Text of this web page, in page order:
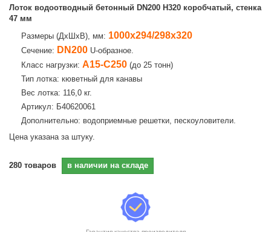
Лоток водоотводный бетонный DN200 H320 коробчатый, стенка
47 мм
Размеры (ДхШхВ), мм: 1000х294/298х320
Сечение: DN200 U-образное.
Класс нагрузки: А15-С250 (до 25 тонн)
Тип лотка: кюветный для канавы
Вес лотка: 116,0 кг.
Артикул: Б40620061
Дополнительно: водоприемные решетки, пескоуловители.
Цена указана за штуку.
280 товаров в наличии на складе